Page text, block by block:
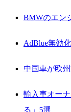
BMWのエン
AdBlue無効
中国車が欧
輸入車オー
る」5選